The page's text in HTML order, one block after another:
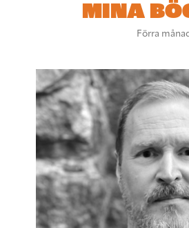
MINA
Förra